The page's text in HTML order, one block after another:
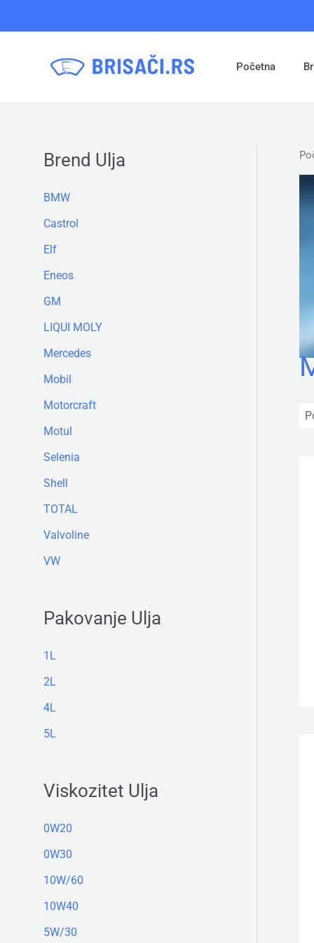
Početna
Brend Ulja
BMW
Castrol
Elf
Eneos
GM
LIQUI MOLY
Mercedes
Mobil
Motorcraft
Motul
Selenia
Shell
TOTAL
Valvoline
VW
Pakovanje Ulja
1L
2L
4L
5L
Viskozitet Ulja
0W20
0W30
10W/60
10W40
5W/30